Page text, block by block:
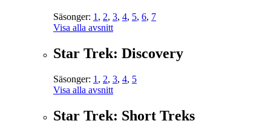
Säsonger: 1 , 2, 3, 4, 5, 6, 7
Visa alla avsnitt
Star Trek: Discovery
Säsonger: 1 , 2, 3, 4, 5
Visa alla avsnitt
Star Trek: Short Treks